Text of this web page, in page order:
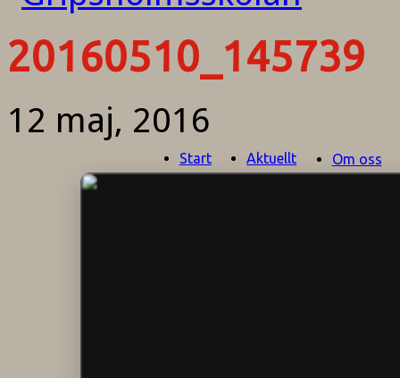
Start Aktuellt Om oss
20160510_145739
12 maj, 2016